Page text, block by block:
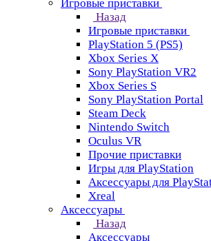
Игровые приставки
Назад
Игровые приставки
PlayStation 5 (PS5)
Xbox Series X
Sony PlayStation VR2
Xbox Series S
Sony PlayStation Portal
Steam Deck
Nintendo Switch
Oculus VR
Прочие приставки
Игры для PlayStation
Аксессуары для
Xreal
Аксессуары
Назад
Аксессуары